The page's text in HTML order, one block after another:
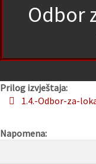
Odbor
Prilog izvještaja:
1.4.-Odbor-za-
Napomena: